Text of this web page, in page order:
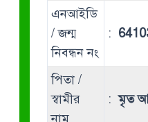
এনআইডি
/ জন্ম
নিবন্ধন নং
:
পিতা /
স্বামীর
নাম
:মৃত